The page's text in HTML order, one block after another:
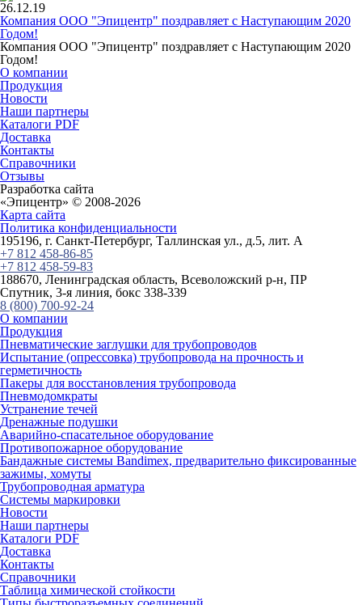
26.12.19
Компания ООО "Эпицентр" поздравляет с Наступающим 2020
Годом!
Компания ООО "Эпицентр" поздравляет с Наступающим 2020
Годом!
О компании
Продукция
Новости
Наши партнеры
Каталоги PDF
Доставка
Контакты
Справочники
Отзывы
Разработка сайта
«Эпицентр» © 2008-2026
Карта сайта
Политика конфиденциальности
195196, г. Санкт-Петербург, Таллинская ул., д.5, лит. А
+7 812 458-86-85
+7 812 458-59-83
188670, Ленинградская область, Всеволожский р-н, ПР
Спутник, 3-я линия, бокс 338-339
8 (800) 700-92-24
О компании
Продукция
Пневматические заглушки для трубопроводов
Испытание (опрессовка) трубопровода на прочность и
герметичность
Пакеры для восстановления трубопровода
Пневмодомкраты
Устранение течей
Дренажные подушки
Аварийно-спасательное оборудование
Противопожарное оборудование
Бандажные системы Bandimex, предварительно фиксированные
зажимы, хомуты
Трубопроводная арматура
Системы маркировки
Новости
Наши партнеры
Каталоги PDF
Доставка
Контакты
Справочники
Таблица химической стойкости